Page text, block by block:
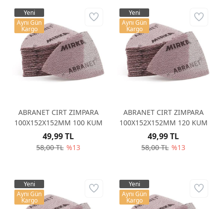
ABRANET CIRT ZIMPARA
100X152X152MM 100 KUM
58,00 TL %13
49,99 TL
Yeni
Aynı Gün
Kargo
ABRANET CIRT ZIMPARA
100X152X152MM 120 KUM
58,00 TL %13
49,99 TL
Yeni
Aynı Gün
Kargo
Yeni
Aynı Gün
Kargo
Yeni
Aynı Gün
Kargo